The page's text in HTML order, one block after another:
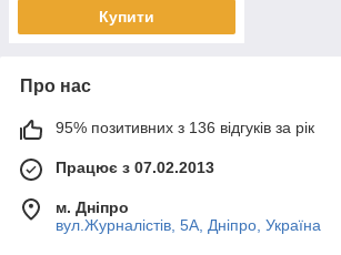
Купити
Про нас
95% позитивних з 136 відгуків за рік
Працює з 07.02.2013
м. Дніпро
вул.Журналістів, 5А, Дніпро, Україна